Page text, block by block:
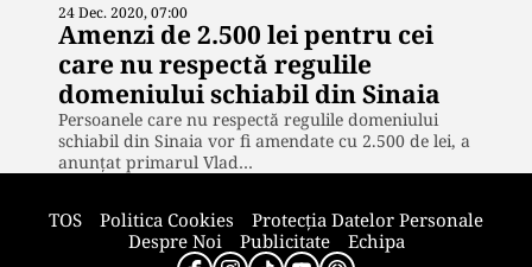
24 Dec. 2020, 07:00
Amenzi de 2.500 lei pentru cei
care nu respectă regulile
domeniului schiabil din Sinaia
Persoanele care nu respectă regulile domeniului
schiabil din Sinaia vor fi amendate cu 2.500 de lei, a
anunţat primarul Vlad…
TOS Politica Cookies
Protecția Datelor Personale
Despre Noi
Publicitate Echipa